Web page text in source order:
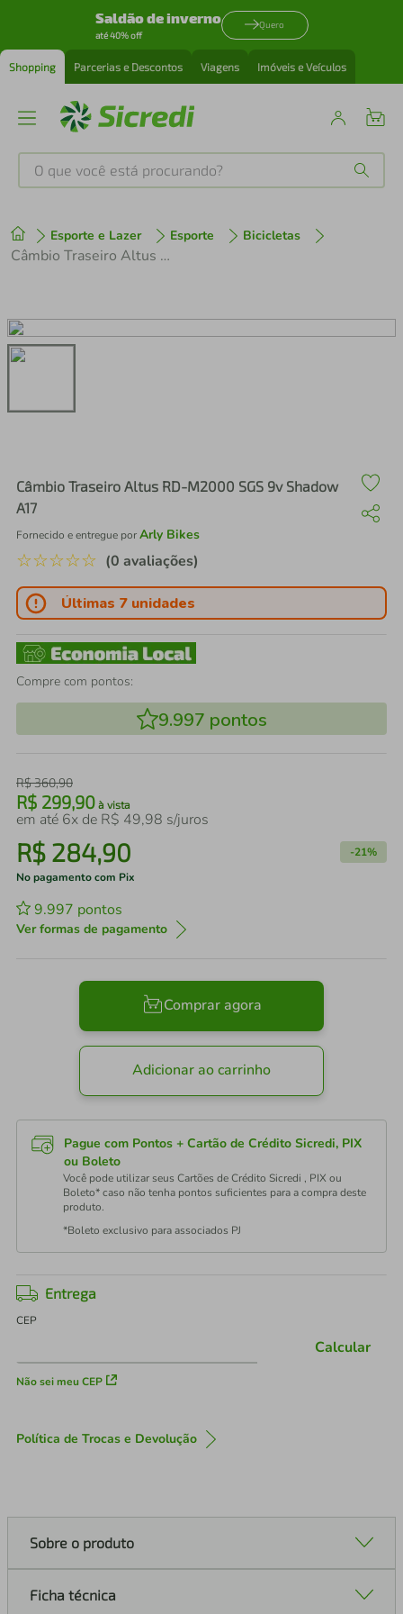
Saldão de inverno
até 40% off
Quero
Shopping Parcerias e Descontos Viagens Imóveis e Veículos
O que você está procurando?
Esporte e Lazer Esporte Bicicletas
Câmbio Traseiro Altus RD-M2000 SGS 9v Shadow A17
Câmbio Traseiro Altus RD-M2000 SGS 9v Shadow
A17
Fornecido e entregue porArly Bikes
☆☆☆☆☆ (0 avaliações)
Últimas 7 unidades
Compre com pontos:
9.997 pontos
R$360,90
R$ 299,90 à vista
em até 6x de R$ 49,98 s/juros
R$ 284,90 -21%
No pagamento com Pix
9.997 pontos
Ver formas de pagamento
Comprar agora
Adicionar ao carrinho
Pague com Pontos + Cartão de Crédito Sicredi, PIX
ou Boleto
Você pode utilizar seus Cartões de Crédito Sicredi , PIX ou
Boleto* caso não tenha pontos suficientes para a compra deste
produto.
*Boleto exclusivo para associados PJ
Entrega
CEP
Não sei meu CEP
Calcular
Política de Trocas e Devolução
Sobre o produto
Ficha técnica
1º tenis